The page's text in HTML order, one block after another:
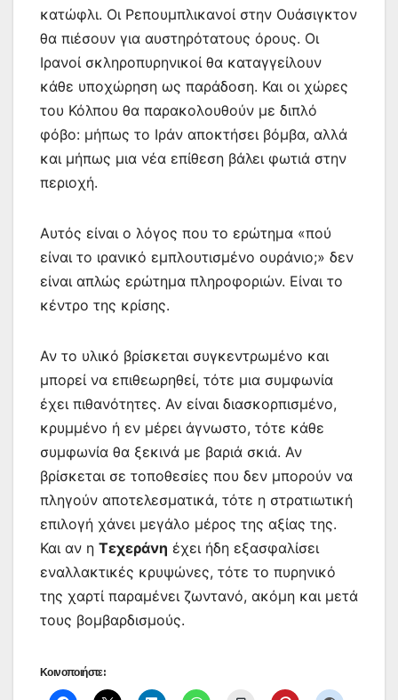
κατώφλι. Οι Ρεπουμπλικανοί στην Ουάσιγκτον
θα πιέσουν για αυστηρότατους όρους. Οι
Ιρανοί σκληροπυρηνικοί θα καταγγείλουν
κάθε υποχώρηση ως παράδοση. Και οι χώρες
του Κόλπου θα παρακολουθούν με διπλό
φόβο: μήπως το Ιράν αποκτήσει βόμβα, αλλά
και μήπως μια νέα επίθεση βάλει φωτιά στην
περιοχή.
Αυτός είναι ο λόγος που το ερώτημα «πού
είναι το ιρανικό εμπλουτισμένο ουράνιο;» δεν
είναι απλώς ερώτημα πληροφοριών. Είναι το
κέντρο της κρίσης.
Αν το υλικό βρίσκεται συγκεντρωμένο και
μπορεί να επιθεωρηθεί, τότε μια συμφωνία
έχει πιθανότητες. Αν είναι διασκορπισμένο,
κρυμμένο ή εν μέρει άγνωστο, τότε κάθε
συμφωνία θα ξεκινά με βαριά σκιά. Αν
βρίσκεται σε τοποθεσίες που δεν μπορούν να
πληγούν αποτελεσματικά, τότε η στρατιωτική
επιλογή χάνει μεγάλο μέρος της αξίας της.
Και αν η Τεχεράνη έχει ήδη εξασφαλίσει
εναλλακτικές κρυψώνες, τότε το πυρηνικό
της χαρτί παραμένει ζωντανό, ακόμη και μετά
τους βομβαρδισμούς.
Κοινοποιήστε: